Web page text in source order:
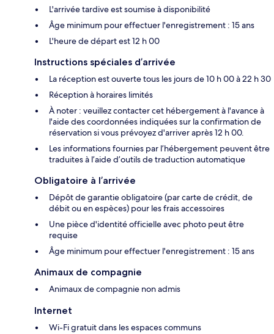
L'arrivée tardive est soumise à disponibilité
Âge minimum pour effectuer l'enregistrement : 15 ans
L'heure de départ est 12 h 00
Instructions spéciales d’arrivée
La réception est ouverte tous les jours de 10 h 00 à 22 h 30
Réception à horaires limités
À noter : veuillez contacter cet hébergement à l'avance à
l'aide des coordonnées indiquées sur la confirmation de
réservation si vous prévoyez d'arriver après 12 h 00.
Les informations fournies par l’hébergement peuvent être
traduites à l’aide d’outils de traduction automatique
Obligatoire à l’arrivée
Dépôt de garantie obligatoire (par carte de crédit, de
débit ou en espèces) pour les frais accessoires
Une pièce d'identité officielle avec photo peut être
requise
Âge minimum pour effectuer l'enregistrement : 15 ans
Animaux de compagnie
Animaux de compagnie non admis
Internet
Wi-Fi gratuit dans les espaces communs